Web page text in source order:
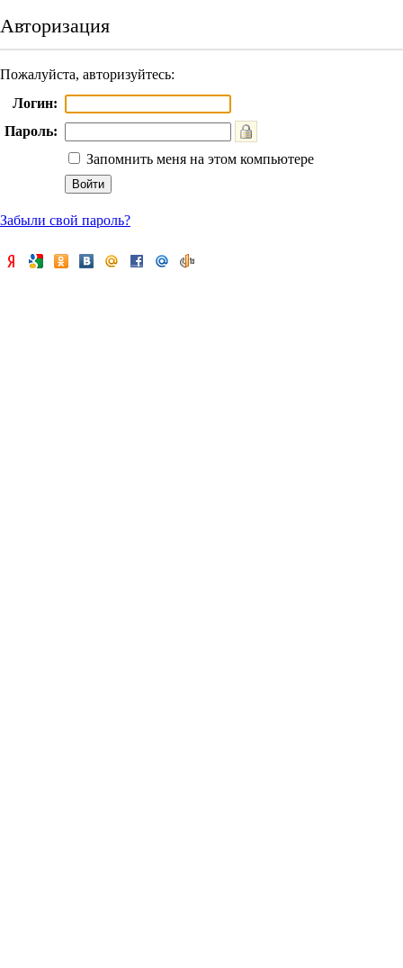
Авторизация
Пожалуйста, авторизуйтесь:
Логин:
Пароль:
Запомнить меня на этом компьютере
Забыли свой пароль?